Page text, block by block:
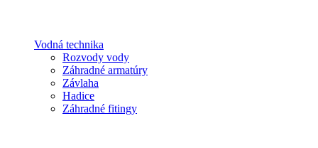
Vodná technika
Rozvody vody
Záhradné armatúry
Závlaha
Hadice
Záhradné fitingy